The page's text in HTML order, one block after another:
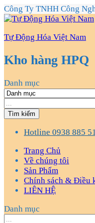
Công Ty TNHH Công
Tự Động Hóa Việt Nam
Kho hàng HPQ
Danh mục
Tìm kiếm
Hotline 0938 885
Trang Chủ
Về chúng tôi
Sản Phẩm
Chính sách & Điều
LIÊN HỆ
Danh mục